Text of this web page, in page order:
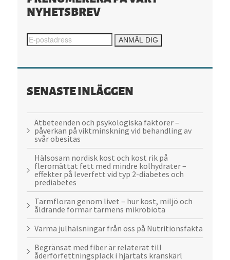
NYHETSBREV
SENASTE INLÄGGEN
Ätbeteenden och psykologiska faktorer –
påverkan på viktminskning vid behandling av
svår obesitas
Hälsosam nordisk kost och kost rik på
fleromättat fett med mindre kolhydrater –
effekter på leverfett vid typ 2-diabetes och
prediabetes
Tarmfloran genom livet – hur kost, miljö och
åldrande formar tarmens mikrobiota
Varma julhälsningar från oss på Nutritionsfakta
Begränsat med fiber är relaterat till
åderförfettningsplack i hjärtats kranskärl